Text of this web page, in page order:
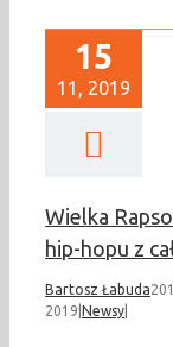
15
11, 2019
Wielka
hip-hopu z
Bartosz Łabuda
2019 Newsy